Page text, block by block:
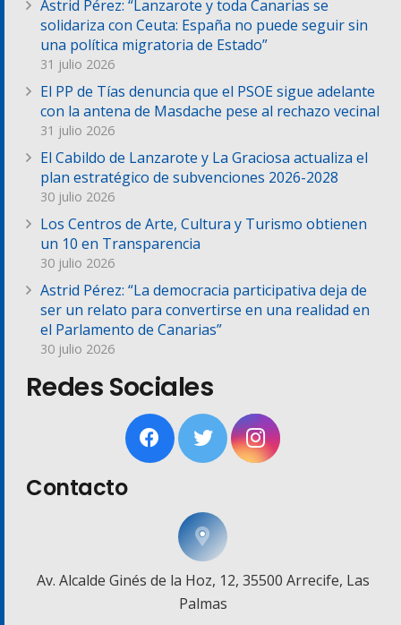
Astrid Pérez: “Lanzarote y toda Canarias se
solidariza con Ceuta: España no puede seguir sin
una política migratoria de Estado”
31 julio 2026
El PP de Tías denuncia que el PSOE sigue adelante
con la antena de Masdache pese al rechazo vecinal
31 julio 2026
El Cabildo de Lanzarote y La Graciosa actualiza el
plan estratégico de subvenciones 2026-2028
30 julio 2026
Los Centros de Arte, Cultura y Turismo obtienen
un 10 en Transparencia
30 julio 2026
Astrid Pérez: “La democracia participativa deja de
ser un relato para convertirse en una realidad en
el Parlamento de Canarias”
30 julio 2026
Redes Sociales
Contacto
Av. Alcalde Ginés de la Hoz, 12, 35500 Arrecife, Las
Palmas